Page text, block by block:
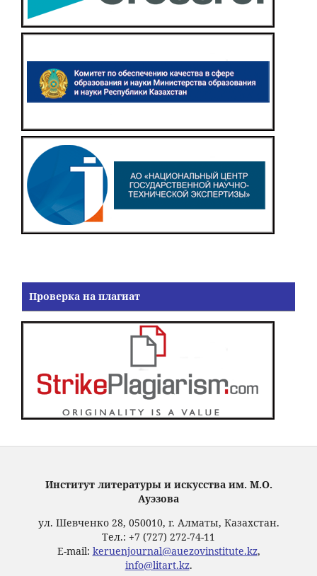
Проверка на плагиат
Институт литературы и искусства им. М.О.
Ауэзова
ул. Шевченко 28, 050010, г. Алматы, Казахстан.
Тел.: +7 (727) 272-74-11
E-mail: keruenjournal@auezovinstitute.kz,
info@litart.kz.